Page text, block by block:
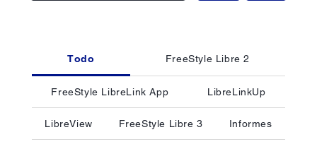
Todo FreeStyle Libre 2
FreeStyle LibreLink App LibreLinkUp
LibreView FreeStyle Libre 3 Informes